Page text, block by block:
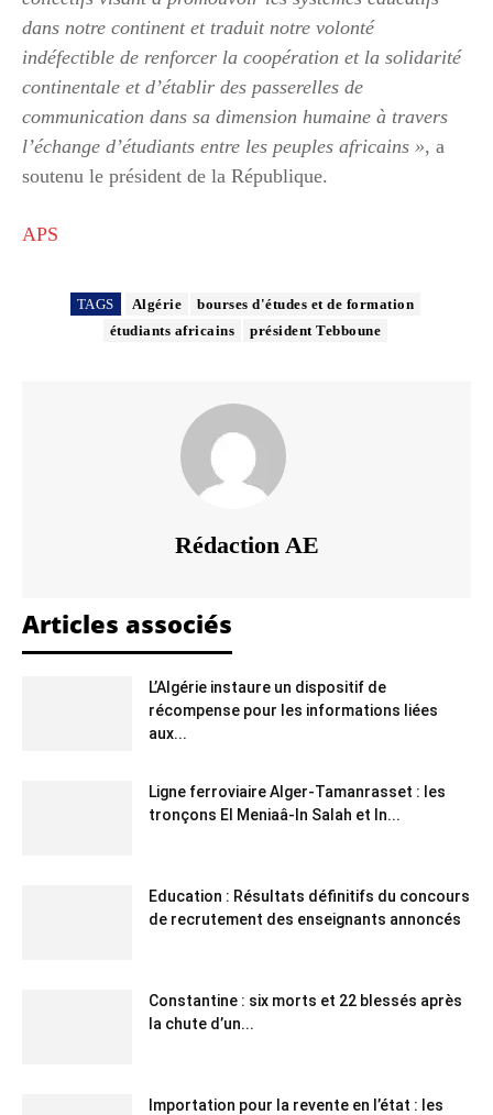
dans notre continent et traduit notre volonté
indéfectible de renforcer la coopération et la solidarité
continentale et d’établir des passerelles de
communication dans sa dimension humaine à travers
l’échange d’étudiants entre les peuples africains », a
soutenu le président de la République.
APS
TAGS Algérie
bourses d'études et de formation
étudiants africains
président Tebboune
Rédaction AE
Articles associés
L’Algérie instaure un dispositif de
récompense pour les informations liées
aux...
Ligne ferroviaire Alger-Tamanrasset : les
tronçons El Meniaâ-In Salah et In...
Education : Résultats définitifs du concours
de recrutement des enseignants annoncés
Constantine : six morts et 22 blessés après
la chute d’un...
Importation pour la revente en l’état : les